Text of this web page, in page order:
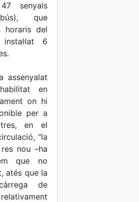
47 senyals
que
horaris del
6
assenyalat
en
on hi
per a
en el
“la
nou –ha
que no
atés que la
de